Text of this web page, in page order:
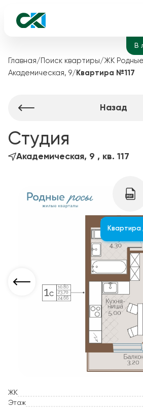
В
Главная/ Поиск квартиры/ЖК
Академическая, 9/ Квартира №117
Назад
Студия
Академическая, 9 , кв. 117
Квартира
ЖК
Этаж